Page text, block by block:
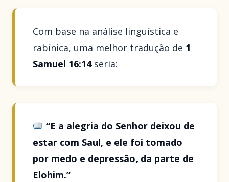
Com base na análise linguística e
rabínica, uma melhor tradução de 1
Samuel 16:14seria:
“E a alegria do Senhor deixou de
estar com Saul, e ele foi tomado
por medo e depressão, da parte de
Elohim.”